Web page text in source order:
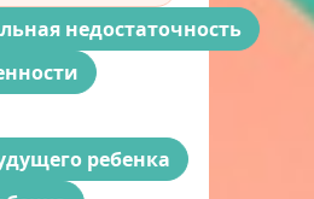
недостаточность
ребенка